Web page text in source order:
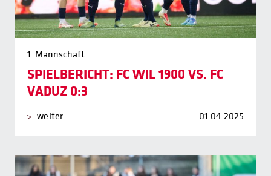
1. Mannschaft
SPIELBERICHT: FC WIL 1900 VS. FC
VADUZ 0:3
weiter 01.04.2025